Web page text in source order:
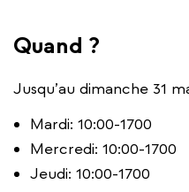
Quand ?
Jusqu’au dimanche 31
Mardi: 10:00-1700
Mercredi: 10:00-1700
Jeudi: 10:00-1700